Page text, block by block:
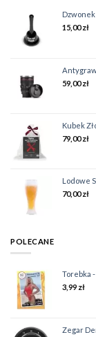
15,00zł
59,00zł
Kubek
79,00zł
Lodowe
70,00zł
POLECANE
Torebka
3,99 zł
Zegar